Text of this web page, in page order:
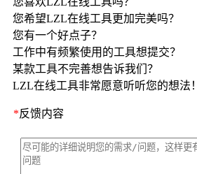
您希望LZL在线工具更加完美吗？
您有一个好点子？
工作中有频繁使用的工具想提交？
某款工具不完善想告诉我们？
LZL在线工具非常愿意听听您的想法！
*反馈内容